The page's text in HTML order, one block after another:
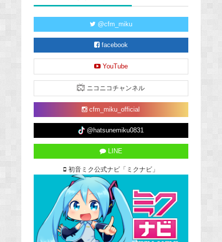
@cfm_miku
facebook
YouTube
ニコニコチャンネル
cfm_miku_official
@hatsunemiku0831
LINE
初音ミク公式ナビ「ミクナビ」